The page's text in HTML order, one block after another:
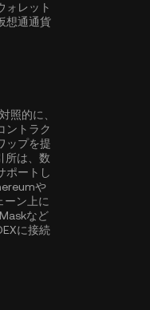
ォレット
想通通貨
照的に、
ントラク
ップを提
所は、数
ポートし
や
ーン上に
など
に接続